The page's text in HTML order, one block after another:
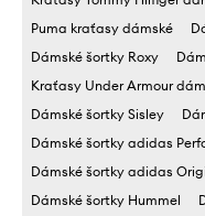
Puma kraťasy dámské
Dámské šortky Roxy
Kraťasy Under Armour
Dámské šortky Sisley
Dámské šortky adidas
Dámské šortky adidas
Dámské šortky Hummel